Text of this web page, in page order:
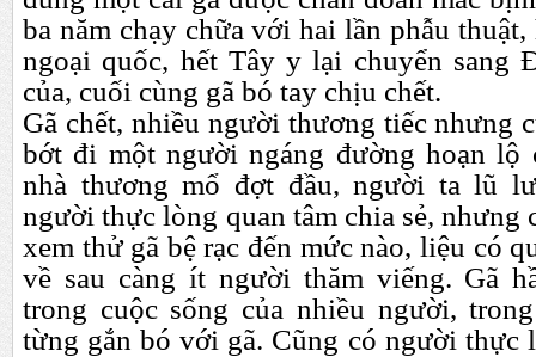
ba năm chạy chữa với hai lần phẫu
ngoại quốc, hết Tây y lại chuyển sang
của, cuối cùng gã bó tay chịu chết.
Gã chết, nhiều người thương tiếc nhưng
bớt đi một người ngáng đường hoạn lộ
nhà thương mổ đợt đầu, người ta lũ
người thực lòng quan tâm chia sẻ, nhưng
xem thử gã bệ rạc đến mức nào, liệu có
về sau càng ít người thăm viếng. Gã
trong cuộc sống của nhiều người,
từng gắn bó với gã. Cũng có người thực